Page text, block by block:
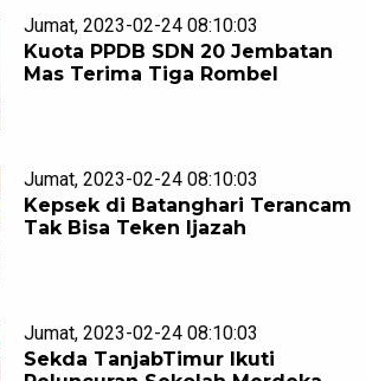
Jumat, 2023-02-24 08:10:03
Kuota PPDB SDN 20 Jembatan
Mas Terima Tiga Rombel
Jumat, 2023-02-24 08:10:03
Kepsek di Batanghari Terancam
Tak Bisa Teken Ijazah
Jumat, 2023-02-24 08:10:03
Sekda TanjabTimur Ikuti